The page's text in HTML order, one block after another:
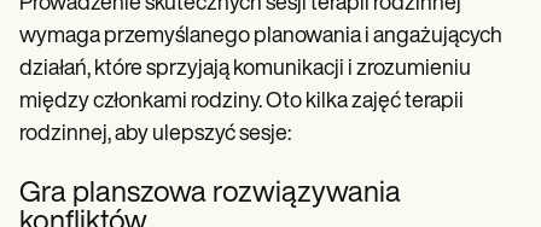
Prowadzenie skutecznych sesji terapii rodzinnej
wymaga przemyślanego planowania i angażujących
działań, które sprzyjają komunikacji i zrozumieniu
między członkami rodziny. Oto kilka zajęć terapii
rodzinnej, aby ulepszyć sesje:
Gra planszowa rozwiązywania